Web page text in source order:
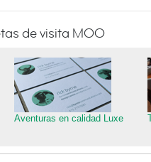
de visita MOO
Aventuras en calidad Luxe